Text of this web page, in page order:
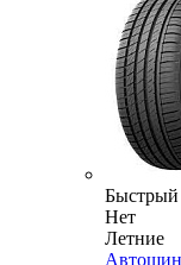
Быстрый
Нет
Летние